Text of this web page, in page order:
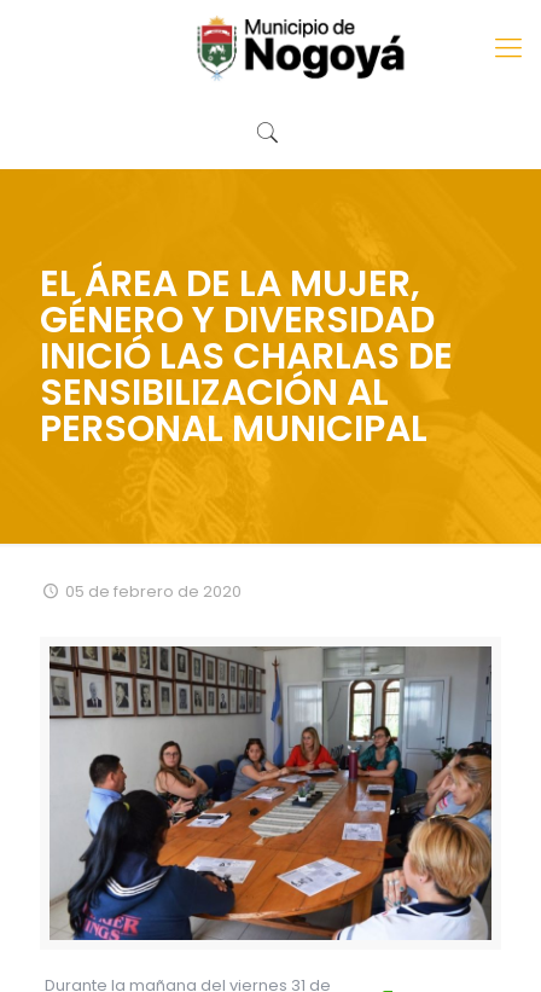
EL ÁREA DE LA MUJER,
GÉNERO Y DIVERSIDAD
INICIÓ LAS CHARLAS DE
SENSIBILIZACIÓN AL
PERSONAL MUNICIPAL
05 de febrero de 2020
Durante la mañana del viernes 31 de